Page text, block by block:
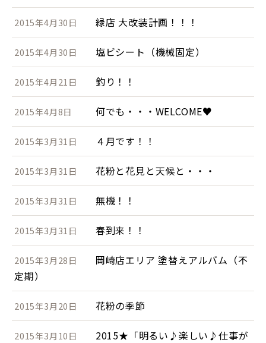
2015年4月30日 緑店 大改装計画！！！
2015年4月30日 塩ビシート（機械固定）
2015年4月21日 釣り！！
2015年4月8日 何でも・・・WELCOME♥
2015年3月31日 ４月です！！
2015年3月31日 花粉と花見と天候と・・・
2015年3月31日 無機！！
2015年3月31日 春到来！！
2015年3月28日
岡崎店エリア 塗替えアルバム（不
定期）
2015年3月20日 花粉の季節
2015年3月10日
2015★「明るい♪楽しい♪仕事が